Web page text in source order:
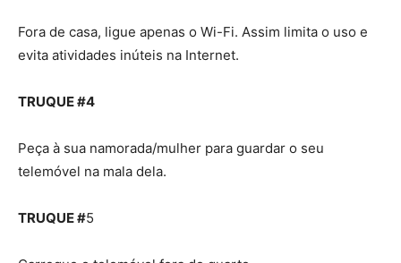
Fora de casa, ligue apenas o Wi-Fi. Assim limita o uso e
evita atividades inúteis na Internet.
TRUQUE #4
Peça à sua namorada/mulher para guardar o seu
telemóvel na mala dela.
TRUQUE #5